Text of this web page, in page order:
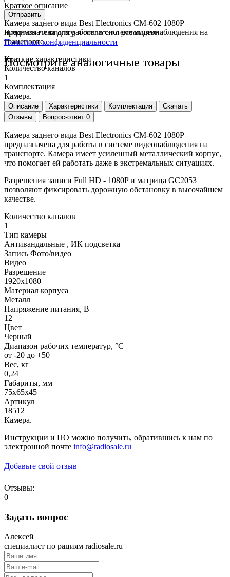
Отправить
Нажимая на кнопку, я согласен с условиями
Политики конфиденциальности
Посмотрите аналогичные товары
Краткое описание
Камера заднего вида Best Electronics CM-602 1080P
предназначена для работы в системе видеонаблюдения на
транспорте.
Краткие характеристики
Количество каналов
1
Комплектация
Камера.
Описание Характеристики Комплектация
Скачать
Отзывы
Вопрос-ответ 0
Камера заднего вида Best Electronics CM-602 1080P
предназначена для работы в системе видеонаблюдения на
транспорте. Камера имеет усиленный металлический корпус,
что помогает ей работать даже в экстремальных ситуациях.
Разрешения записи Full HD - 1080P и матрица GC2053
позволяют фиксировать дорожную обстановку в высочайшем
качестве.
Количество каналов
1
Тип камеры
Антивандальные , ИК подсветка
Запись Фото/видео
Видео
Разрешение
1920x1080
Материал корпуса
Металл
Напряжение питания, В
12
Цвет
Черный
Диапазон рабочих температур, °С
от -20 до +50
Вес, кг
0,24
Габариты, мм
75х65х45
Артикул
18512
Камера.
Инструкции и ПО можно получить, обратившись к нам по
электронной почте info@radiosale.ru
Добавьте свой отзыв
Отзывы:
0
Задать вопрос
Алексей
специалист по рациям radiosale.ru